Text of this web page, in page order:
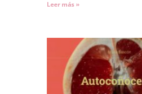
Leer más »